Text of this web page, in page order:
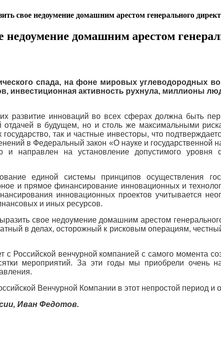
свое недоумение домашним арестом генерального
домашним арестом
спада, на фоне мировых углеводородных
инвестиционная активность рухнула, миллионы
развитие инноваций во всех сферах должна быть
в будущем, но и столь же максимальными
так и частные инвесторы, что
в Федеральный закон «О науке и государственной
и направлен на установление допустимого
единой системы принципов осуществления
и прямое финансирование инновационных и
инновационных проектов учитывается
и иных ресурсов.
свое недоумение домашним арестом
в делах, осторожный к рисковым операциям,
с Российской венчурной компанией с самого момента
мероприятий. За эти годы мы приобрели очень
Венчурной Компании в этот непростой период и
Иван Федотов.